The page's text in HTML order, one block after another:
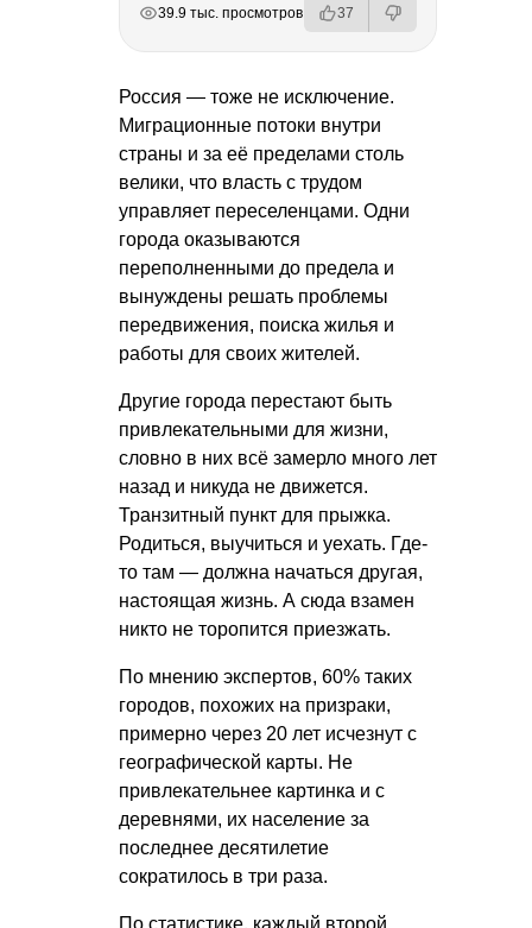
39.9 тыс. просмотров 37
Россия — тоже не исключение.
Миграционные потоки внутри
страны и за её пределами столь
велики, что власть с трудом
управляет переселенцами. Одни
города оказываются
переполненными до предела и
вынуждены решать проблемы
передвижения, поиска жилья и
работы для своих жителей.
Другие города перестают быть
привлекательными для жизни,
словно в них всё замерло много лет
назад и никуда не движется.
Транзитный пункт для прыжка.
Родиться, выучиться и уехать. Где-
то там — должна начаться другая,
настоящая жизнь. А сюда взамен
никто не торопится приезжать.
По мнению экспертов, 60% таких
городов, похожих на призраки,
примерно через 20 лет исчезнут с
географической карты. Не
привлекательнее картинка и с
деревнями, их население за
последнее десятилетие
сократилось в три раза.